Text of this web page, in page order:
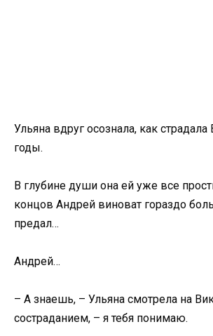
Ульяна вдруг осознала, как страдала
годы.
В глубине души она ей уже все
концов Андрей виноват гораздо
предал…
Андрей…
– А знаешь, – Ульяна смотрела на
состраданием, – я тебя понимаю.